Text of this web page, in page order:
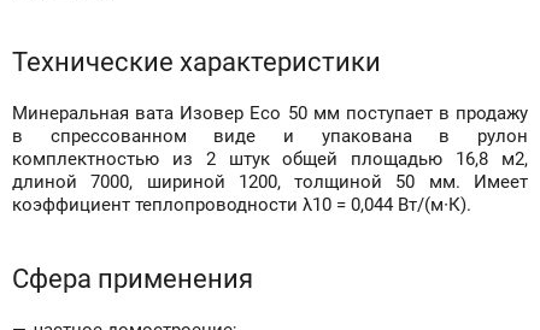
Технические характеристики
Минеральная вата Изовер Eco 50 мм поступает в продажу
в спрессованном виде и упакована в рулон
комплектностью из 2 штук общей площадью 16,8 м2,
длиной 7000, шириной 1200, толщиной 50 мм. Имеет
коэффициент теплопроводности λ10 = 0,044 Вт/(м∙К).
Сфера применения